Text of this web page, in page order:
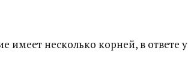
имеет несколько корней, в